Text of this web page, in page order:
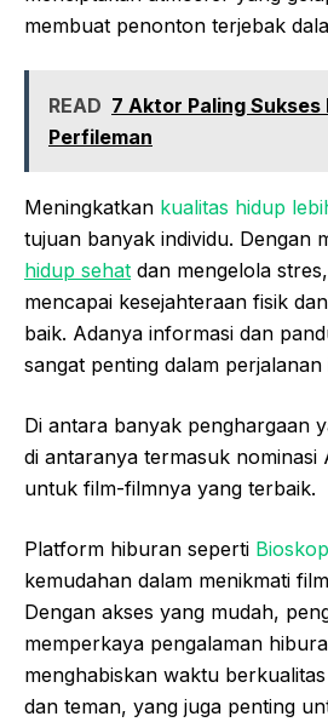
membuat penonton terjebak
READ 7 Aktor Paling Sukses
Perfileman
Meningkatkan kualitas hidup
tujuan banyak individu. Dengan
hidup sehat dan mengelola
mencapai kesejahteraan fisik
baik. Adanya informasi dan
sangat penting dalam perjalanan
Di antara banyak penghargaan
di antaranya termasuk nominasi
untuk film-filmnya yang terbaik.
Platform hiburan seperti
kemudahan dalam menikmati
Dengan akses yang mudah,
memperkaya pengalaman
menghabiskan waktu
dan teman, yang juga penting